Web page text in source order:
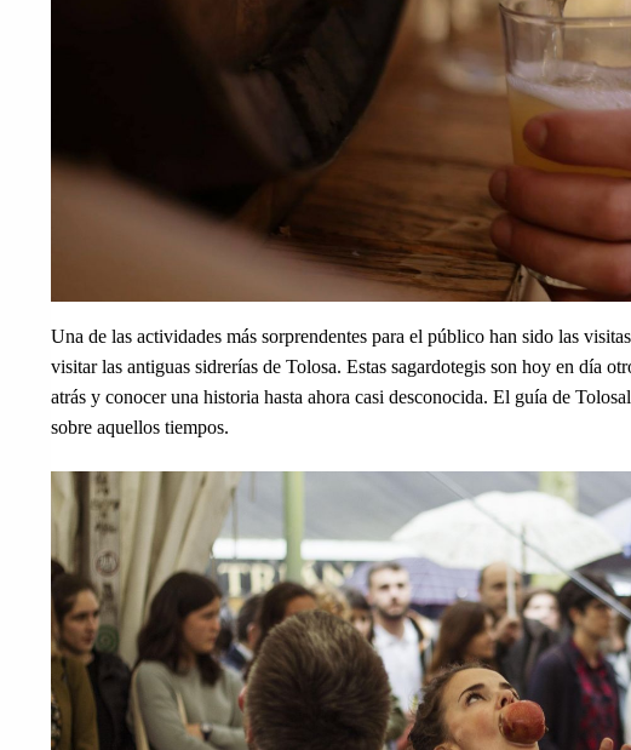
Una de las actividades más sorprendentes para el público han sido las
visitar las antiguas sidrerías de Tolosa. Estas sagardotegis son hoy en día
atrás y conocer una historia hasta ahora casi desconocida. El guía de
sobre aquellos tiempos.